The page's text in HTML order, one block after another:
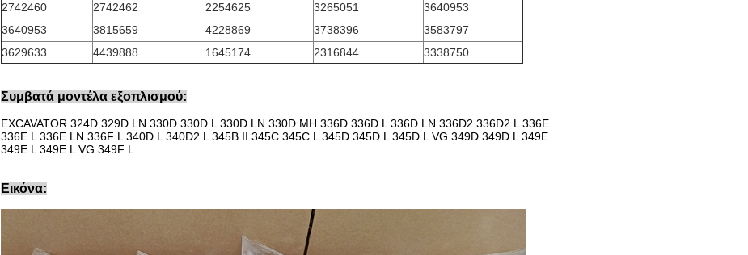
2742460
2742462 2254625 3265051
3640953
3640953
3815659 4228869 3738396
3583797
3629633
4439888 1645174 2316844 3338750
Συμβατά μοντέλα εξοπλισμού:
EXCAVATOR 324D 329D LN 330D 330D L 330D LN 330D MH 336D 336D L 336D LN 336D2 336D2 L 336E
336E L 336E LN 336F L 340D L 340D2 L 345B II 345C 345C L 345D 345D L 345D L VG 349D 349D L 349E
349E L 349E L VG 349F L
Εικόνα: